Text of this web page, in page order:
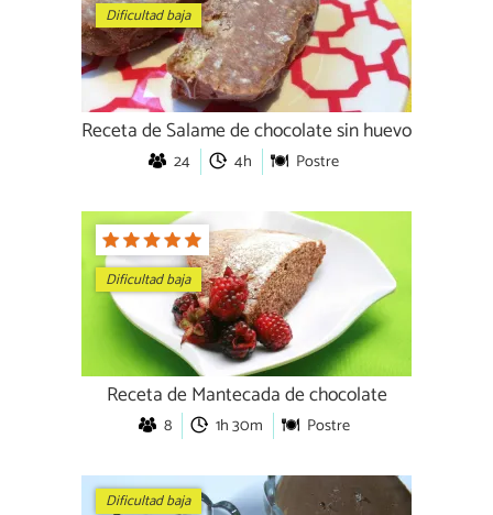
Dificultad baja
Receta de Salame de chocolate sin huevo
24 4h Postre
Dificultad baja
Receta de Mantecada de chocolate
8 1h 30m Postre
Dificultad baja